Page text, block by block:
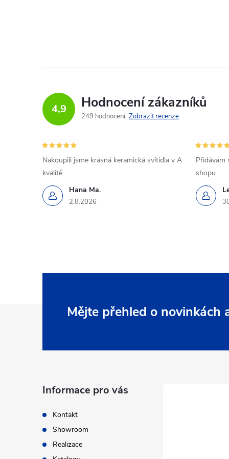
4,9 Hodnocení zákazníků
249 hodnocení Zobrazit recenze
Hana Ma.
2.8.2026
Nakoupili jsme krásná keramická svítidla v A
kvalitě
Přidávám
shopu
Mějte přehled o novinkách
Informace pro vás
Kontakt
Showroom
Realizace